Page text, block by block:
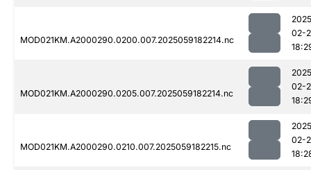
MOD021KM.A2000290.0200.007.2025059182214.nc
02-
MOD021KM.A2000290.0205.007.2025059182214.nc
02-
MOD021KM.A2000290.0210.007.2025059182215.nc
02-